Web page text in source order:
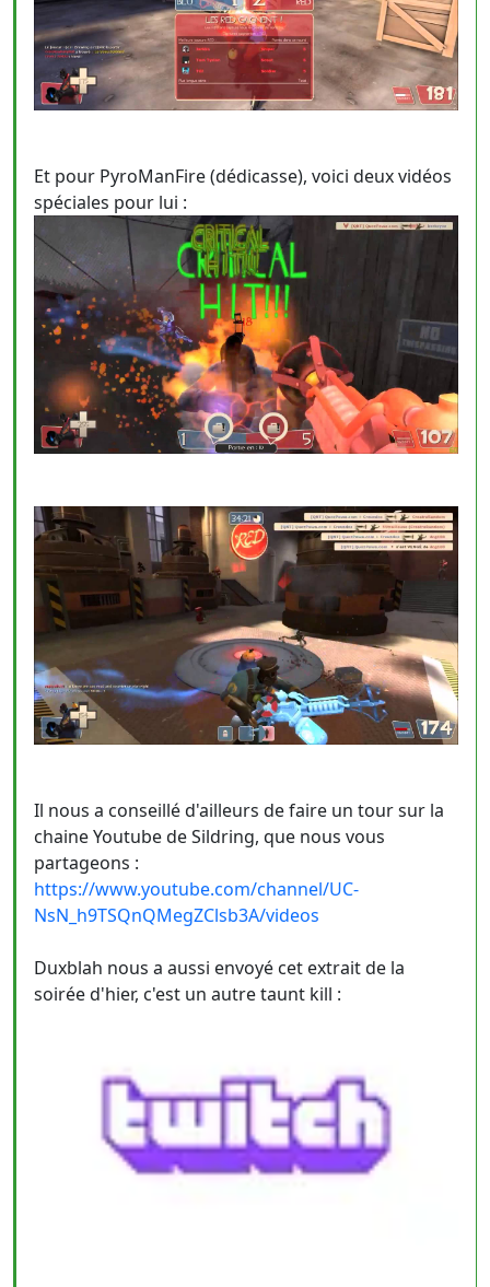
Et pour PyroManFire (dédicasse), voici deux vidéos
spéciales pour lui :
Il nous a conseillé d'ailleurs de faire un tour sur la
chaine Youtube de Sildring, que nous vous
partageons :
https://www.youtube.com/channel/UC-
NsN_h9TSQnQMegZClsb3A/videos
Duxblah nous a aussi envoyé cet extrait de la
soirée d'hier, c'est un autre taunt kill :